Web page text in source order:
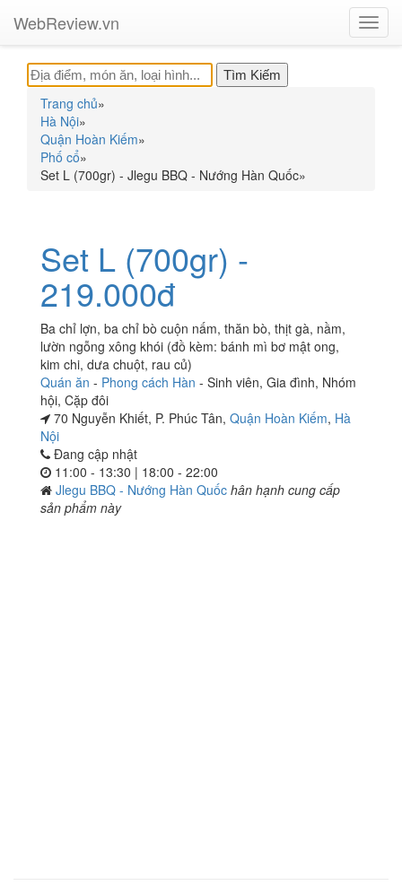
WebReview.vn
Trang chủ»
Hà Nội»
Quận Hoàn Kiếm»
Phố cổ»
Set L (700gr) - Jlegu BBQ - Nướng Hàn Quốc»
Set L (700gr) -
219.000đ
Ba chỉ lợn, ba chỉ bò cuộn nấm, thăn bò, thịt gà, nầm,
lườn ngỗng xông khói (đồ kèm: bánh mì bơ mật ong,
kim chi, dưa chuột, rau củ)
Quán ăn - Phong cách Hàn - Sinh viên, Gia đình, Nhóm
hội, Cặp đôi
70 Nguyễn Khiết, P. Phúc Tân, Quận Hoàn Kiếm, Hà
Nội
Đang cập nhật
11:00 - 13:30 | 18:00 - 22:00
Jlegu BBQ - Nướng Hàn Quốc hân hạnh cung cấp
sản phẩm này